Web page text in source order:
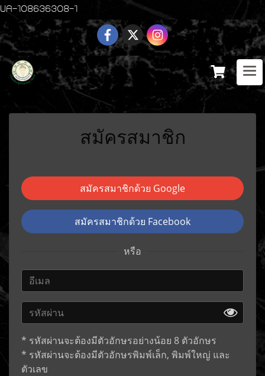
UA-108636308-1
สมัครสมาชิก
สมัครสมาชิกด้วย Google
สมัครสมาชิกด้วย Facebook
หรือ
* รหัสผ่านจะต้องมีตัวอักษรอย่างน้อย 8 ตัวอักษร
* รหัสผ่านจะต้องมีตัวอักษรพิมพ์เล็ก, พิมพ์ใหญ่ และ
ตัวเลข